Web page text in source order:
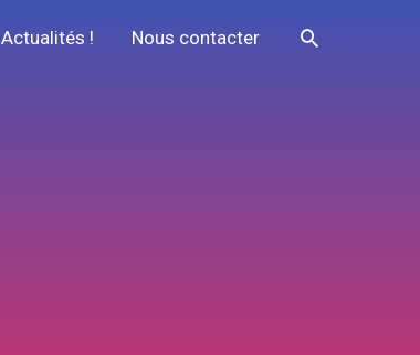
Actualités ! Nous contacter